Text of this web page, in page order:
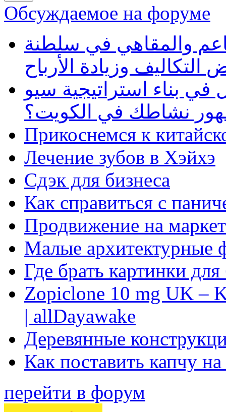
Обсуждаемое на форуме
والمقاهي في سلطنة
وزيادة الأرباح
بناء استراتيجية سيو
نشاطك في الكويت؟
Прикоснемся к
Лечение зубов в Хэйхэ
Сдэк для бизнеса
Как справиться с
Продвижение на
Малые архитектурные
Где брать картинки
Zopiclone 10 mg UK –
| allDayawake
Деревянные
Как поставить капчу
перейти в форум